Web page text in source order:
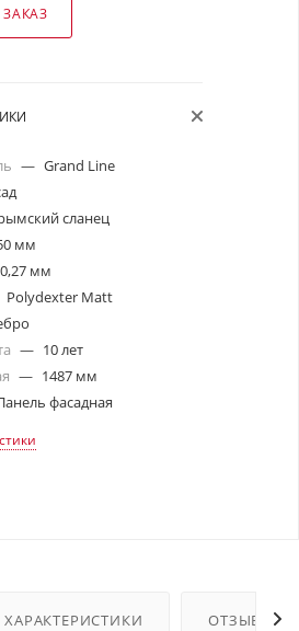
— Grand Line
сланец
мм
0,27 мм
Polydexter Matt
— 10 лет
— 1487 мм
фасадная
ХАРАКТЕРИСТИКИ ОТЗЫВЫ